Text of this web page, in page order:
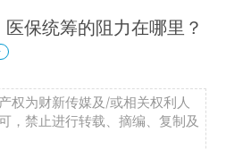
保统筹的阻力在哪里？
权为财新传媒及/或相关权利人
，禁止进行转载、摘编、复制及